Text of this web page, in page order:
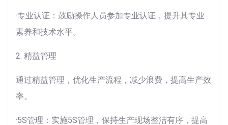
·专业认证：鼓励操作人员参加专业认证，提升其专业
素养和技术水平。
2. 精益管理
通过精益管理，优化生产流程，减少浪费，提高生产效
率。
·5S管理：实施5S管理，保持生产现场整洁有序，提高